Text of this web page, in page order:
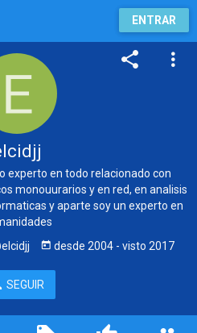
ENTRAR
experto en todo relacionado con
monouurarios y en red, en analisis
y aparte soy un experto en
desde 2004- visto 2017
SEGUIR